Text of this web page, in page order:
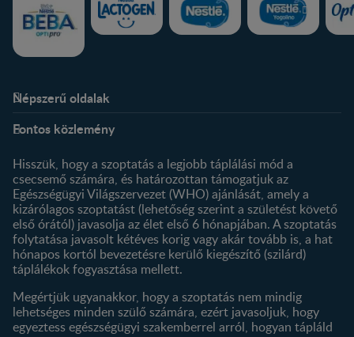
Népszerű oldalak
Kapcsolat
Történetünk
Profilom
Termékeink
Termék kereső
Fontos közlemény
Hisszük, hogy a szoptatás a legjobb táplálási mód a
csecsemő számára, és határozottan támogatjuk az
Egészségügyi Világszervezet (WHO) ajánlását, amely a
kizárólagos szoptatást (lehetőség szerint a születést követő
első órától) javasolja az élet első 6 hónapjában. A szoptatás
folytatása javasolt kétéves korig vagy akár tovább is, a hat
hónapos kortól bevezetésre kerülő kiegészítő (szilárd)
táplálékok fogyasztása mellett.
Megértjük ugyanakkor, hogy a szoptatás nem mindig
lehetséges minden szülő számára, ezért javasoljuk, hogy
egyeztess egészségügyi szakemberrel arról, hogyan tápláld